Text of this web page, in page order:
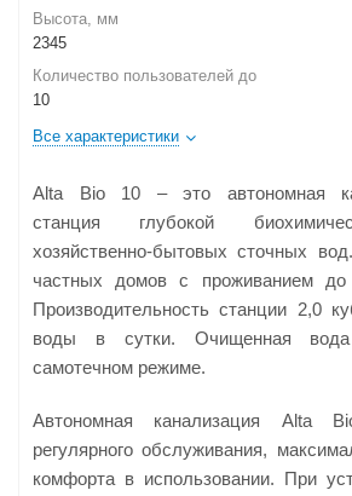
Высота, мм
2345
Количество пользователей до
10
Все характеристики
Alta Bio 10 – это автономная
станция глубокой
хозяйственно-бытовых сточных
частных домов с проживанием до
Производительность станции 2,0
воды в сутки. Очищенная
самотечном режиме.
Автономная канализация Alta
регулярного обслуживания,
комфорта в использовании. При